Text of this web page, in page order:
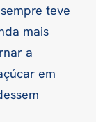
teve
mais
a
em